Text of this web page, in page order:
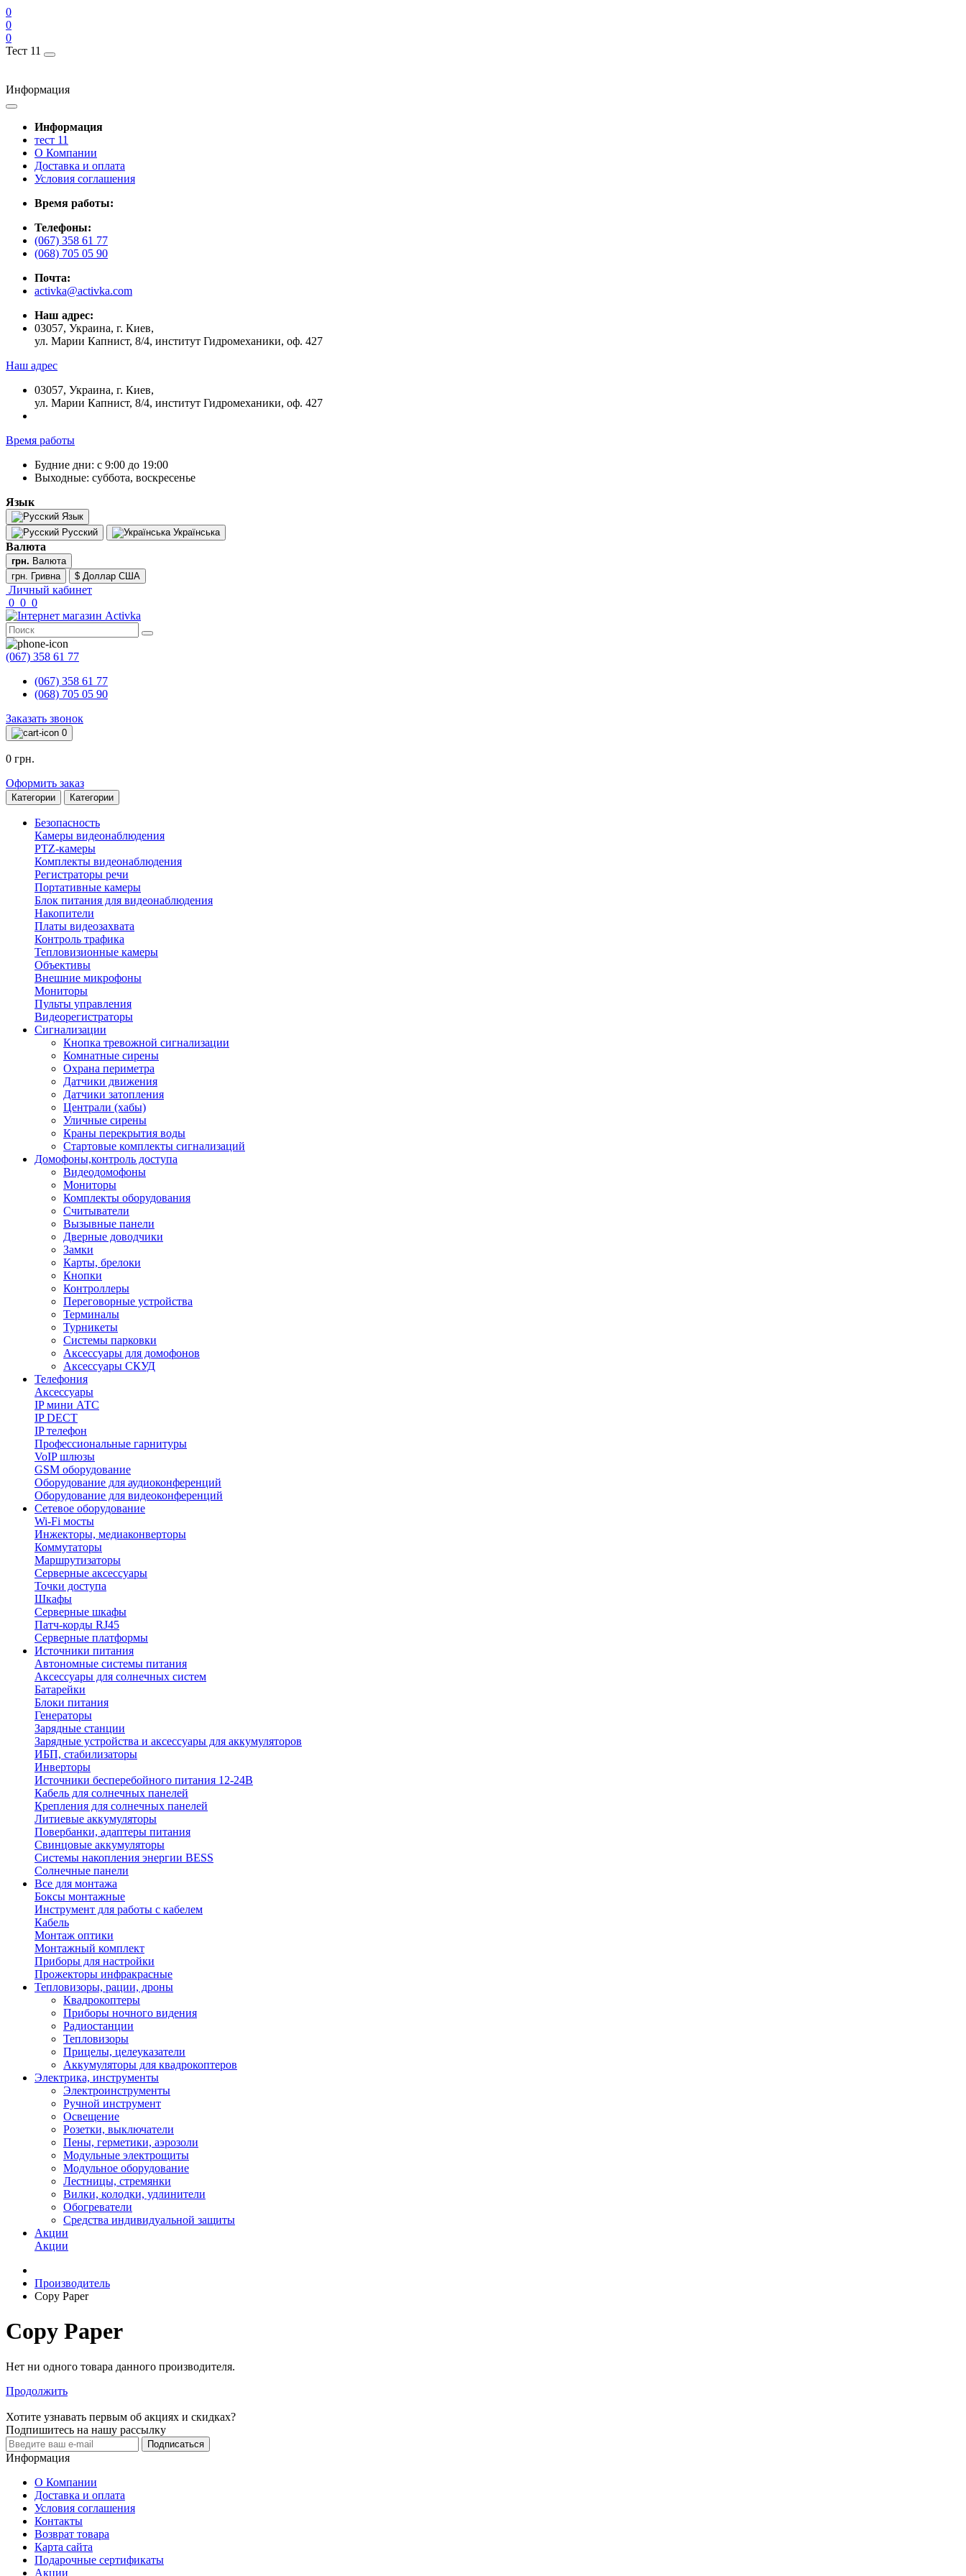
0
0
0
Тест 11
Информация
Информация
тест 11
О Компании
Доставка и оплата
Условия соглашения
Время работы:
Телефоны:
(067) 358 61 77
(068) 705 05 90
Почта:
activka@activka.com
Наш адрес:
03057, Украина, г. Киев,
ул. Марии Капнист, 8/4, институт Гидромеханики, оф. 427
Наш адрес
03057, Украина, г. Киев,
ул. Марии Капнист, 8/4, институт Гидромеханики, оф. 427
Время работы
Будние дни: с 9:00 до 19:00
Выходные: суббота, воскресенье
Язык
Язык
Русский
Українська
Валюта
грн. Валюта
грн. Гривна
$ Доллар США
Личный кабинет
0 0 0
(067) 358 61 77
(067) 358 61 77
(068) 705 05 90
Заказать звонок
0
0 грн.
Оформить заказ
Категории Категории
Безопасность
Камеры видеонаблюдения
PTZ-камеры
Комплекты видеонаблюдения
Регистраторы речи
Портативные камеры
Блок питания для видеонаблюдения
Накопители
Платы видеозахвата
Контроль трафика
Тепловизионные камеры
Объективы
Внешние микрофоны
Мониторы
Пульты управления
Видеорегистраторы
Сигнализации
Кнопка тревожной сигнализации
Комнатные сирены
Охрана периметра
Датчики движения
Датчики затопления
Централи (хабы)
Уличные сирены
Краны перекрытия воды
Стартовые комплекты сигнализаций
Домофоны,контроль доступа
Видеодомофоны
Мониторы
Комплекты оборудования
Считыватели
Вызывные панели
Дверные доводчики
Замки
Карты, брелоки
Кнопки
Контроллеры
Переговорные устройства
Терминалы
Турникеты
Системы парковки
Аксессуары для домофонов
Аксессуары СКУД
Телефония
Aксессуары
IP мини АТС
IP DECT
IP телефон
Профессиональные гарнитуры
VoIP шлюзы
GSM оборудование
Оборудование для аудиоконференций
Оборудование для видеоконференций
Сетевое оборудование
Wi-Fi мосты
Инжекторы, медиаконверторы
Коммутаторы
Маршрутизаторы
Серверные аксессуары
Точки доступа
Шкафы
Серверные шкафы
Патч-корды RJ45
Серверные платформы
Источники питания
Автономные системы питания
Аксессуары для солнечных систем
Батарейки
Блоки питания
Генераторы
Зарядные станции
Зарядные устройства и аксессуары для аккумуляторов
ИБП, стабилизаторы
Инверторы
Источники бесперебойного питания 12-24В
Кабель для солнечных панелей
Крепления для солнечных панелей
Литиевые аккумуляторы
Повербанки, адаптеры питания
Свинцовые аккумуляторы
Системы накопления энергии BESS
Солнечные панели
Все для монтажа
Боксы монтажные
Инструмент для работы с кабелем
Кабель
Монтаж оптики
Монтажный комплект
Приборы для настройки
Прожекторы инфракрасные
Тепловизоры, рации, дроны
Квадрокоптеры
Приборы ночного видения
Радиостанции
Тепловизоры
Прицелы, целеуказатели
Аккумуляторы для квадрокоптеров
Электрика, инструменты
Электроинструменты
Ручной инструмент
Освещение
Розетки, выключатели
Пены, герметики, аэрозоли
Модульные электрощиты
Модульное оборудование
Лестницы, стремянки
Вилки, колодки, удлинители
Обогреватели
Средства индивидуальной защиты
Акции
Акции
Производитель
Copy Paper
Copy Paper
Нет ни одного товара данного производителя.
Продолжить
Хотите узнавать первым об акциях и скидках?
Подпишитесь на нашу рассылку
Подписаться
Информация
О Компании
Доставка и оплата
Условия соглашения
Контакты
Возврат товара
Карта сайта
Подарочные сертификаты
Акции